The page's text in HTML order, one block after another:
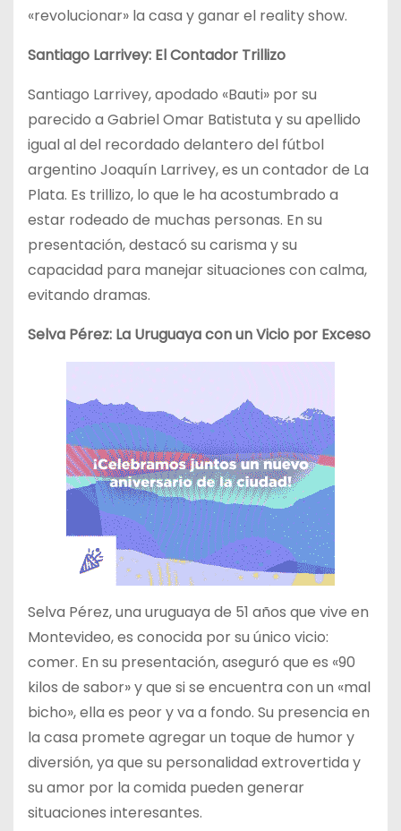
«revolucionar» la casa y ganar el reality show.
Santiago Larrivey: El Contador Trillizo
Santiago Larrivey, apodado «Bauti» por su
parecido a Gabriel Omar Batistuta y su apellido
igual al del recordado delantero del fútbol
argentino Joaquín Larrivey, es un contador de La
Plata. Es trillizo, lo que le ha acostumbrado a
estar rodeado de muchas personas. En su
presentación, destacó su carisma y su
capacidad para manejar situaciones con calma,
evitando dramas.
Selva Pérez: La Uruguaya con un Vicio por Exceso
Selva Pérez, una uruguaya de 51 años que vive en
Montevideo, es conocida por su único vicio:
comer. En su presentación, aseguró que es «90
kilos de sabor» y que si se encuentra con un «mal
bicho», ella es peor y va a fondo. Su presencia en
la casa promete agregar un toque de humor y
diversión, ya que su personalidad extrovertida y
su amor por la comida pueden generar
situaciones interesantes.